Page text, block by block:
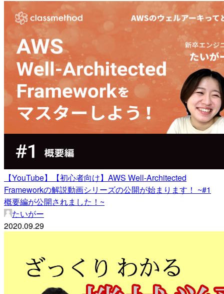
【YouTube】【初心者向け】AWS Well-Architected
Frameworkの解説動画シリーズの公開が始まります！ ~#1
概要編が公開されました！~
たいがー
2020.09.29